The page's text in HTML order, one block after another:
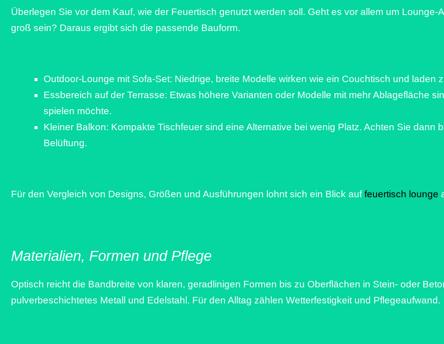
Überlegen Sie vor dem Kauf, wie der Feuertisch genutzt werden soll. Geht es vor allem um
groß sein? Daraus ergibt sich die passende Bauform.
Outdoor-Lounge mit Sofa-Set: Niedrige, breite Modelle wirken wie ein Couchtisch und laden
Essbereich auf der Terrasse: Etwas höhere Varianten oder Modelle mit mehr Ablagefläche
spielen möchte.
Kleiner Balkon: Kompakte Tischfeuer sind eine Alternative bei wenig Platz. Achten Sie dann
Belüftung.
Für den Vergleich von Designs, Größen und Ausführungen lohnt sich ein Blick auffeuertisch lounge
Materialien, Formen und Pflege
Optisch reicht die Bandbreite von klaren, geradlinigen Formen bis zu Oberflächen in Stein- oder
pulverbeschichtetes Metall und Edelstahl. Für den Alltag zählen Wetterfestigkeit und Pflegeaufwand.